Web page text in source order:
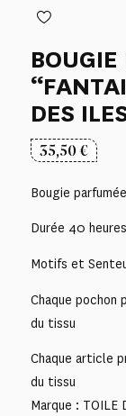
DES
35,50€
Bougie
Durée 40 heures
Motifs et
Chaque
du tissu
Chaque article
du tissu
Marque : TOILE